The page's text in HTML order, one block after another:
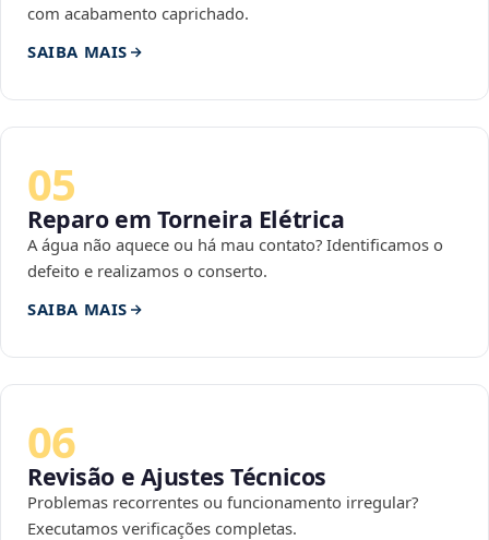
com acabamento caprichado.
SAIBA MAIS
05
Reparo em Torneira Elétrica
A água não aquece ou há mau contato? Identificamos o
defeito e realizamos o conserto.
SAIBA MAIS
06
Revisão e Ajustes Técnicos
Problemas recorrentes ou funcionamento irregular?
Executamos verificações completas.